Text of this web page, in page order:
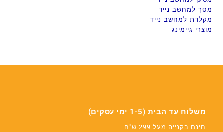
מסך למחשב נייד
מקלדת למחשב נייד
מוצרי גיימינג
משלוח עד הבית (1-5 ימי עסקים)
חינם בקנייה מעל 299 ש"ח